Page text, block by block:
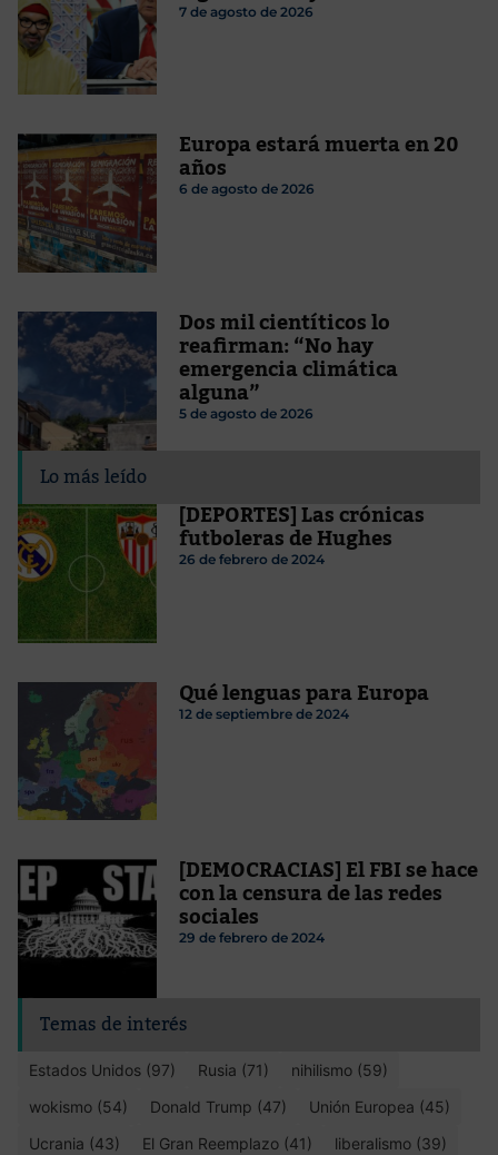
7 de agosto de 2026
Europa estará muerta en 20
años
6 de agosto de 2026
Dos mil cientíticos lo
reafirman: “No hay
emergencia climática
alguna”
5 de agosto de 2026
Lo más leído
[DEPORTES] Las crónicas
futboleras de Hughes
26 de febrero de 2024
Qué lenguas para Europa
12 de septiembre de 2024
[DEMOCRACIAS] El FBI se hace
con la censura de las redes
sociales
29 de febrero de 2024
Temas de interés
Estados Unidos (97) Rusia (71)
nihilismo (59)
wokismo (54)
Donald Trump (47)
Unión Europea (45)
Ucrania (43)
El Gran Reemplazo (41)
liberalismo (39)